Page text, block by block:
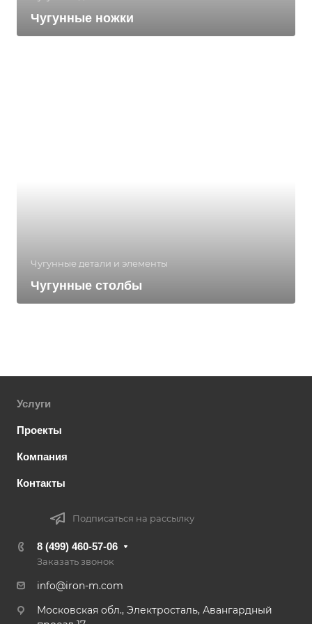
Чугунные ножки
Чугунные детали и элементы
Чугунные столбы
Услуги
Проекты
Компания
Контакты
Подписаться на рассылку
8 (499) 460-57-06
Заказать звонок
info@iron-m.com
Московская обл., Электросталь, Авангардный